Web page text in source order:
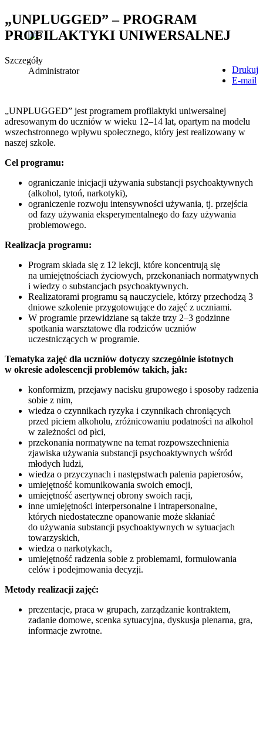
„UNPLUGGED” – PROGRAM
PROFILAKTYKI UNIWERSALNEJ
Drukuj
E-mail
Szczegóły
Administrator
„UNPLUGGED” jest programem profilaktyki uniwersalnej
adresowanym do uczniów w wieku 12–14 lat, opartym na modelu
wszechstronnego wpływu społecznego, który jest realizowany w
naszej szkole.
Cel programu:
ograniczanie inicjacji używania substancji psychoaktywnych
(alkohol, tytoń, narkotyki),
ograniczenie rozwoju intensywności używania, tj. przejścia
od fazy używania eksperymentalnego do fazy używania
problemowego.
Realizacja programu:
Program składa się z 12 lekcji, które koncentrują się
na umiejętnościach życiowych, przekonaniach normatywnych
i wiedzy o substancjach psychoaktywnych.
Realizatorami programu są nauczyciele, którzy przechodzą 3
dniowe szkolenie przygotowujące do zajęć z uczniami.
W programie przewidziane są także trzy 2–3 godzinne
spotkania warsztatowe dla rodziców uczniów
uczestniczących w programie.
Tematyka zajęć dla uczniów dotyczy szczególnie istotnych
w okresie adolescencji problemów takich, jak:
konformizm, przejawy nacisku grupowego i sposoby radzenia
sobie z nim,
wiedza o czynnikach ryzyka i czynnikach chroniących
przed piciem alkoholu, zróżnicowaniu podatności na alkohol
w zależności od płci,
przekonania normatywne na temat rozpowszechnienia
zjawiska używania substancji psychoaktywnych wśród
młodych ludzi,
wiedza o przyczynach i następstwach palenia papierosów,
umiejętność komunikowania swoich emocji,
umiejętność asertywnej obrony swoich racji,
inne umiejętności interpersonalne i intrapersonalne,
których niedostateczne opanowanie może skłaniać
do używania substancji psychoaktywnych w sytuacjach
towarzyskich,
wiedza o narkotykach,
umiejętność radzenia sobie z problemami, formułowania
celów i podejmowania decyzji.
Metody realizacji zajęć:
prezentacje, praca w grupach, zarządzanie kontraktem,
zadanie domowe, scenka sytuacyjna, dyskusja plenarna, gra,
informacje zwrotne.